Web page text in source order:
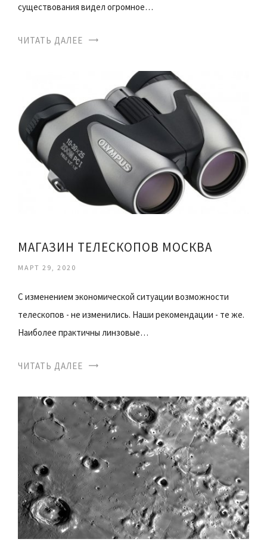
существования видел огромное…
ЧИТАТЬ ДАЛЕЕ
МАГАЗИН ТЕЛЕСКОПОВ МОСКВА
МАРТ 29, 2020
С изменением экономической ситуации возможности
телескопов - не изменились. Наши рекомендации - те же.
Наиболее практичны линзовые…
ЧИТАТЬ ДАЛЕЕ